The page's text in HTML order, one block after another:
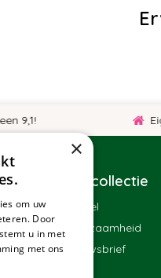
Eigen
Tuincollectie
Winkel
Duurzaamheid
Nieuwsbrief
×
om uw
Door
u in met
met ons